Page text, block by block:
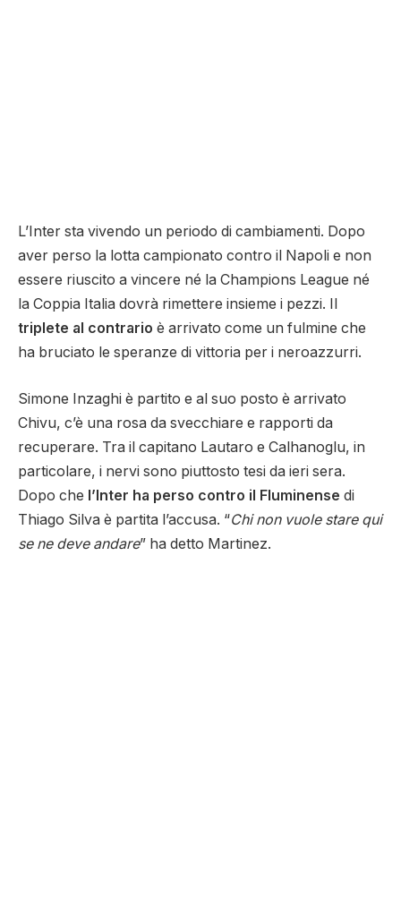
L’Inter sta vivendo un periodo di cambiamenti. Dopo
aver perso la lotta campionato contro il Napoli e non
essere riuscito a vincere né la Champions League né
la Coppia Italia dovrà rimettere insieme i pezzi. Il
triplete al contrario è arrivato come un fulmine che
ha bruciato le speranze di vittoria per i neroazzurri.
Simone Inzaghi è partito e al suo posto è arrivato
Chivu, c’è una rosa da svecchiare e rapporti da
recuperare. Tra il capitano Lautaro e Calhanoglu, in
particolare, i nervi sono piuttosto tesi da ieri sera.
Dopo che l’Inter ha perso contro il Fluminense di
Thiago Silva è partita l’accusa. “Chi non vuole stare qui
se ne deve andare” ha detto Martinez.